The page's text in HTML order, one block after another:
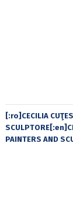
[:ro]CECILIA
PAINTERS AND